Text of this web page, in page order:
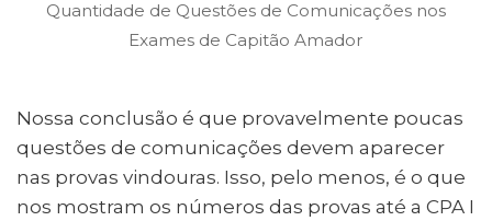
Quantidade de Questões de Comunicações nos
Exames de Capitão Amador
Nossa conclusão é que provavelmente poucas
questões de comunicações devem aparecer
nas provas vindouras. Isso, pelo menos, é o que
nos mostram os números das provas até a CPA I